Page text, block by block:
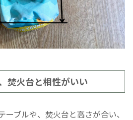
焚火台と相性がいい
ーブルや、焚火台と高さが合い、